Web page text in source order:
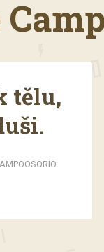
tělu,